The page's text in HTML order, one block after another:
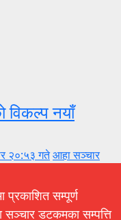
विकल्प नयाँ
२०:५३ गतेआहा सञ्चार
सम्पूर्ण
सञ्चार डटकमका सम्पत्ति